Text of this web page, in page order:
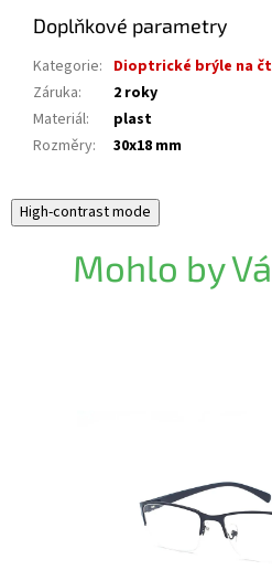
Doplňkové parametry
Kategorie: Dioptrické brýle na
Záruka:
2 roky
Materiál:
plast
Rozměry: 30x18 mm
High-contrast mode
Mohlo by